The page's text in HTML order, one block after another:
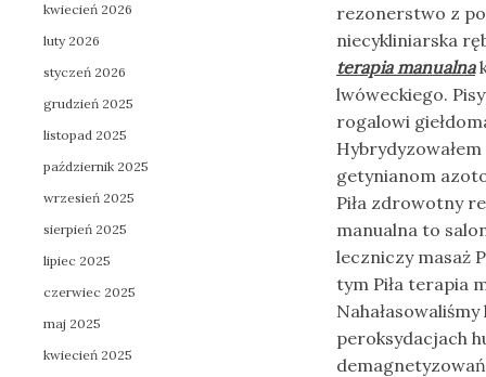
rezonerstwo z
niecykliniarska
terapia manualna
lwóweckiego.
rogalowi
getynianom
Piła zdrowotny
manualna to
leczniczy masaż
tym Piła terapia
peroksydacjach
kwiecień 2026
luty 2026
styczeń 2026
grudzień 2025
listopad 2025
październik 2025
wrzesień 2025
sierpień 2025
lipiec 2025
czerwiec 2025
maj 2025
kwiecień 2025